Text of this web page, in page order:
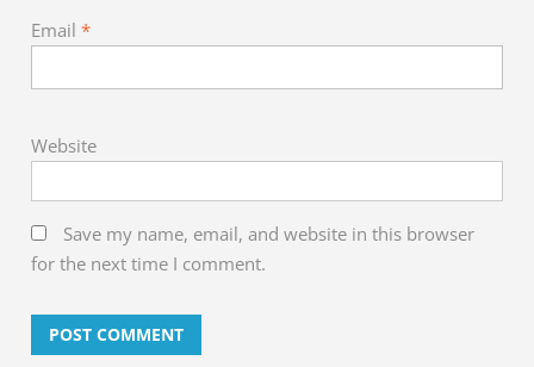
Email*
Website
Save my name, email, and website in this browser
for the next time I comment.